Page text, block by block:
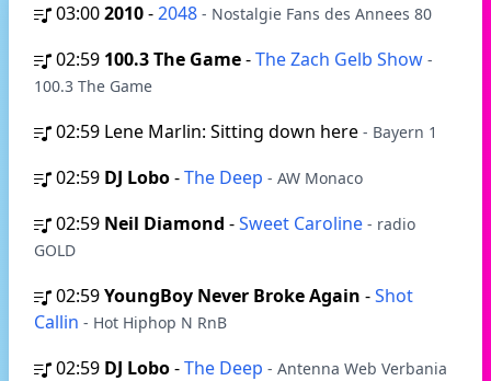
03:002010-2048 - Nostalgie Fans des Annees 80
02:59 100.3 The Game-The Zach Gelb Show -
100.3 The Game
02:59 Lene Marlin: Sitting down here - Bayern 1
02:59 DJ Lobo-The Deep - AW Monaco
02:59 Neil Diamond -Sweet Caroline - radio
GOLD
02:59YoungBoy Never Broke Again -Shot
Callin - Hot Hiphop N RnB
02:59 DJ Lobo-The Deep - Antenna Web Verbania